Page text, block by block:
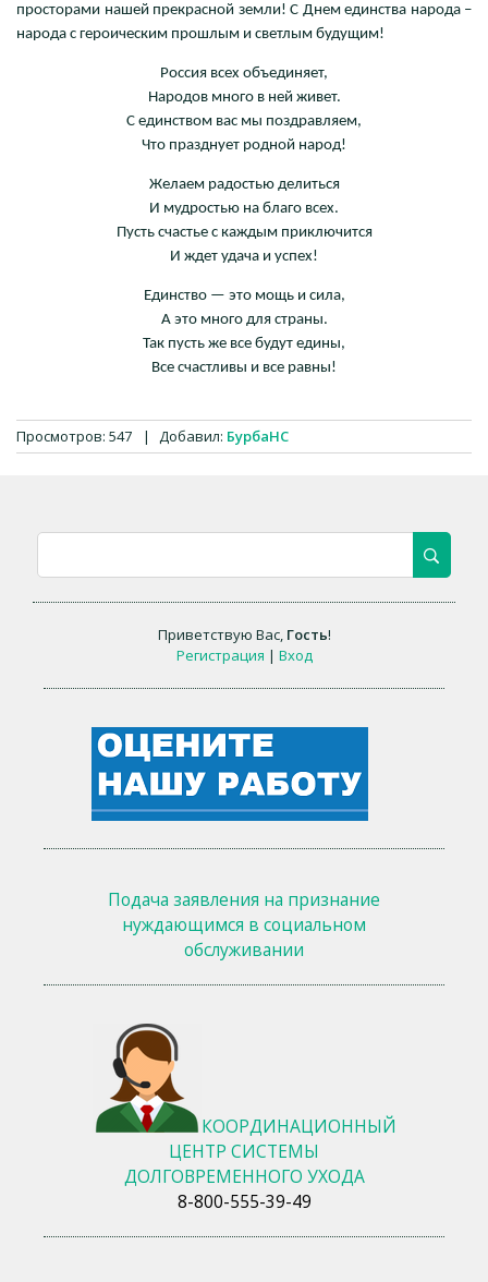
просторами нашей прекрасной земли! С Днем единства народа –
народа с героическим прошлым и светлым будущим!
Россия всех объединяет,
Народов много в ней живет.
С единством вас мы поздравляем,
Что празднует родной народ!
Желаем радостью делиться
И мудростью на благо всех.
Пусть счастье с каждым приключится
И ждет удача и успех!
Единство — это мощь и сила,
А это много для страны.
Так пусть же все будут едины,
Все счастливы и все равны!
Просмотров: 547 | Добавил: БурбаНС
Приветствую Вас, Гость!
Регистрация | Вход
Подача заявления на признание
нуждающимся в социальном
обслуживании
КООРДИНАЦИОННЫЙ
ЦЕНТР СИСТЕМЫ
ДОЛГОВРЕМЕННОГО УХОДА
8-800-555-39-49